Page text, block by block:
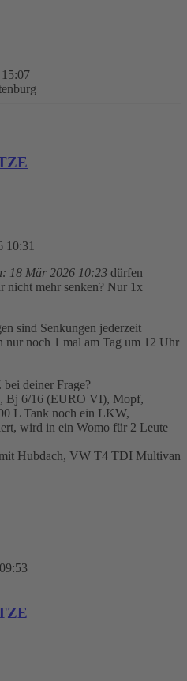
10:31
18 Mär 2026 10:23 dürfen
nicht mehr senken? Nur 1x
sind Senkungen jederzeit
nur noch 1 mal am Tag um 12 Uhr
deiner Frage?
Bj 6/16 (EURO VI), Mopf,
L Tank noch ein LKW,
wird in ein Womo für 2 Leute
Hubdach, VW T4 TDI Multivan